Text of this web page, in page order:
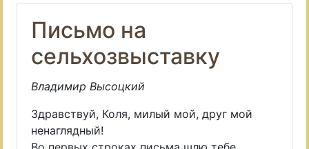
Письмо на
сельхозвыставку
Владимир Высоцкий
Здравствуй, Коля, милый мой, друг мой
ненаглядный!